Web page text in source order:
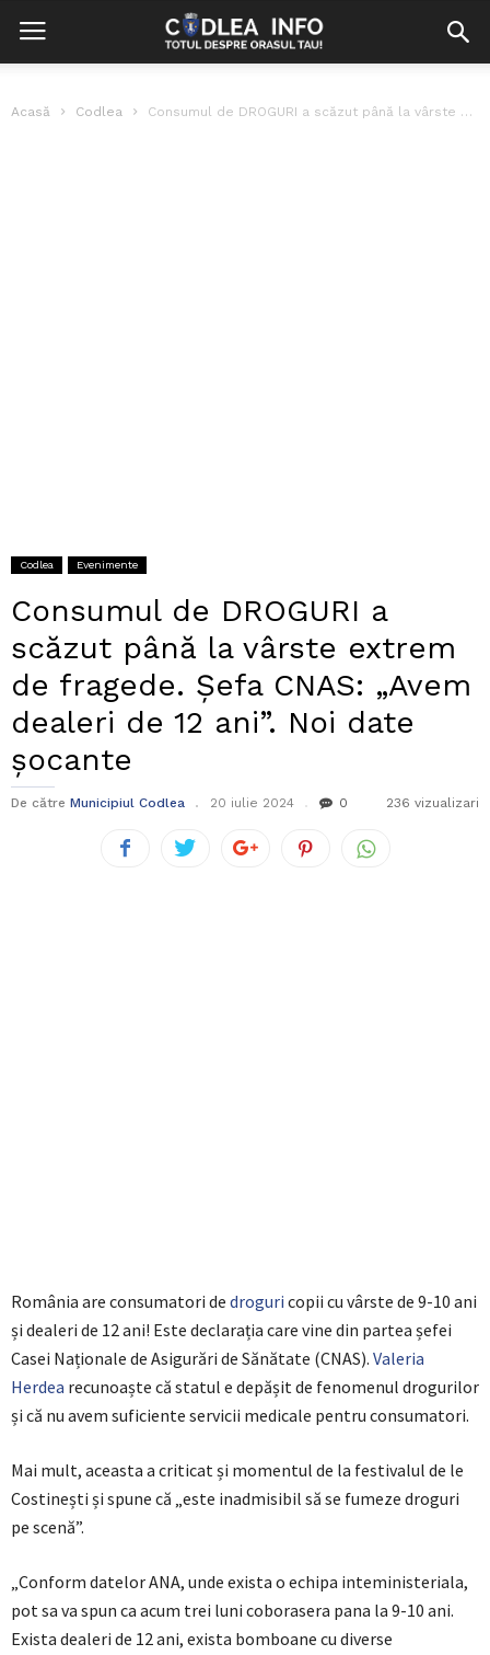
Acasă Codlea Consumul de DROGURI a scăzut până la vârste extrem de fragede. Șefa...
Codlea Evenimente
Consumul de DROGURI a
scăzut până la vârste extrem
de fragede. Șefa CNAS: „Avem
dealeri de 12 ani”. Noi date
șocante
De către Municipiul Codlea 20 iulie 2024 0 236 vizualizari
România are consumatori de droguri copii cu vârste de 9-10 ani
și dealeri de 12 ani! Este declarația care vine din partea șefei
Casei Naționale de Asigurări de Sănătate (CNAS). Valeria
Herdea recunoaște că statul e depășit de fenomenul drogurilor
și că nu avem suficiente servicii medicale pentru consumatori.
Mai mult, aceasta a criticat și momentul de la festivalul de le
Costinești și spune că „este inadmisibil să se fumeze droguri
pe scenă”.
„Conform datelor ANA, unde exista o echipa inteministeriala,
pot sa va spun ca acum trei luni coborasera pana la 9-10 ani.
Exista dealeri de 12 ani, exista bomboane cu diverse